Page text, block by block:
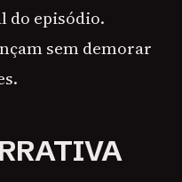
do episódio.
sem demorar